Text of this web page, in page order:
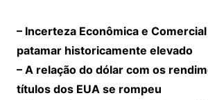
– Incerteza Econômica e
patamar historicamente elevado
– A relação do dólar com os
títulos dos EUA se rompeu